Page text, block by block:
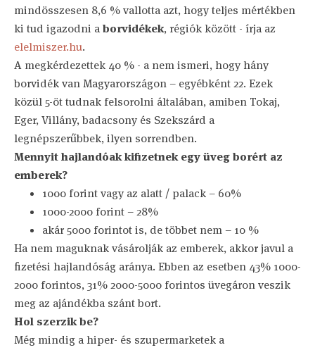
mindösszesen 8,6 % vallotta azt, hogy teljes mértékben
ki tud igazodni aborvidékek, régiók között - írja az
elelmiszer.hu.
A megkérdezettek 40 % - a nem ismeri, hogy hány
borvidék van Magyarországon – egyébként 22. Ezek
közül 5-öt tudnak felsorolni általában, amiben Tokaj,
Eger, Villány, badacsony és Szekszárd a
legnépszerűbbek, ilyen sorrendben.
Mennyit hajlandóak kifizetnek egy üveg borért az
emberek?
1000 forint vagy az alatt / palack – 60%
1000-2000 forint – 28%
akár 5000 forintot is, de többet nem – 10 %
Ha nem maguknak vásárolják az emberek, akkor javul a
fizetési hajlandóság aránya. Ebben az esetben 43% 1000-
2000 forintos, 31% 2000-5000 forintos üvegáron veszik
meg az ajándékba szánt bort.
Hol szerzik be?
Még mindig a hiper- és szupermarketek a